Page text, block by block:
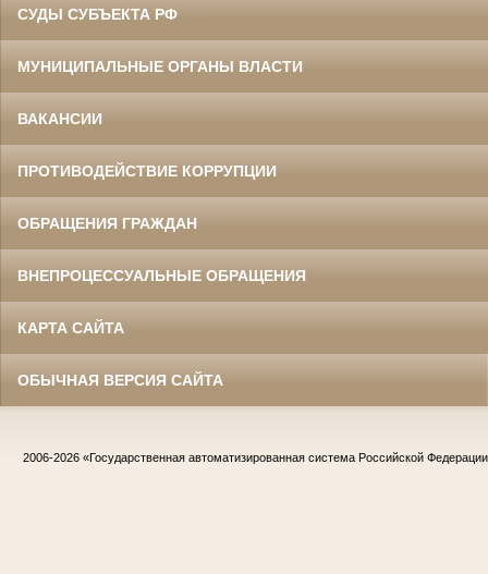
СУДЫ СУБЪЕКТА РФ
МУНИЦИПАЛЬНЫЕ ОРГАНЫ ВЛАСТИ
ВАКАНСИИ
ПРОТИВОДЕЙСТВИЕ КОРРУПЦИИ
ОБРАЩЕНИЯ ГРАЖДАН
ВНЕПРОЦЕССУАЛЬНЫЕ ОБРАЩЕНИЯ
КАРТА САЙТА
ОБЫЧНАЯ ВЕРСИЯ САЙТА
2006-2026 «Государственная автоматизированная система Российской